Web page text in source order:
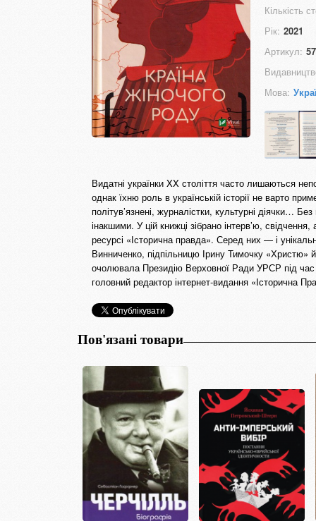
Кількість
Рік: 2021
Артикул:
Мова:
Видатні українки XX століття часто лишаються
однак їхню роль в українській історії не варто
політув’язнені, журналістки, культурні діячки…
інакшими. У цій книжці зібрано інтерв’ю,
ресурсі «Історична правда». Серед них — і
Винниченко, підпільницю Ірину Тимочку
очолювала Президію Верховної Ради УРСР під час
головний редактор інтернет-видання «Історична
Пов'язані товари